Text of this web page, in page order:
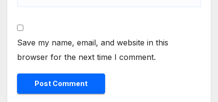
Save my name, email, and website in this
browser for the next time I comment.